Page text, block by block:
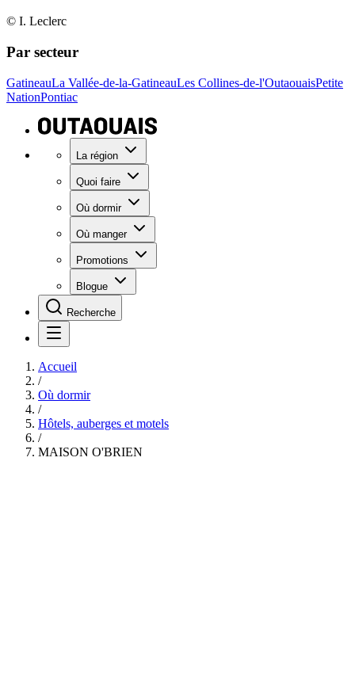
© I. Leclerc
Par secteur
GatineauLa Vallée-de-la-GatineauLes Collines-de-l'OutaouaisPetite
NationPontiac
La région
Quoi faire
Où dormir
Où manger
Promotions
Blogue
Recherche
Accueil
/
Où dormir
/
Hôtels, auberges et motels
/
MAISON O'BRIEN